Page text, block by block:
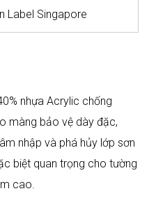
Label Singapore
nhựa Acrylic chống
màng bảo vệ dày đặc,
nhập và phá hủy lớp sơn
biệt quan trọng cho tường
cao.​